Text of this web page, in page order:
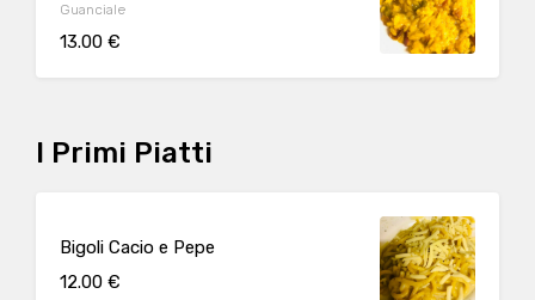
Guanciale
13.00 €
I Primi Piatti
Bigoli Cacio e Pepe
12.00 €